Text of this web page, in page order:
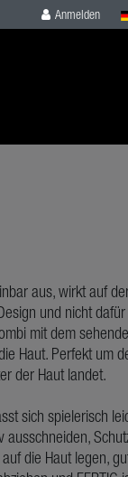
Anmelden
aus, wirkt auf
und nicht
mit dem
Haut. Perfekt um
der Haut landet.
sich spielerisch
ausschneiden,
die Haut legen,